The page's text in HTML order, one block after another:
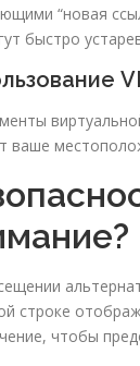
“новая
быстро
ваше
строке
чтобы